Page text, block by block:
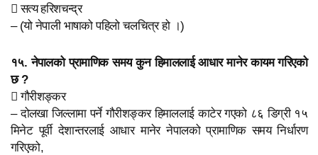
 सत्य हरिशचन्द्र
– (यो नेपाली भाषाको पहिलो चलचित्र हो ।)
१५. नेपालको प्रामाणिक समय कुन हिमाललाई आधार मानेर कायम गरिएको
छ ?
 गौरीशङ्कर
– दोलखा जिल्लामा पर्ने गौरीशङ्कर हिमाललाई काटेर गएको ८६ डिग्री १५
मिनेट पूर्वी देशान्तरलाई आधार मानेर नेपालको प्रामाणिक समय निर्धारण
गरिएको,